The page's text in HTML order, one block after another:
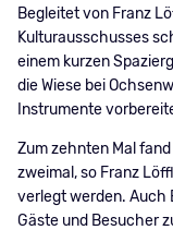
Begleitet von Franz
Kulturausschusses
einem kurzen
die Wiese bei
Instrumente
Zum zehnten Mal
zweimal, so Franz
verlegt werden. Auch
Gäste und Besucher